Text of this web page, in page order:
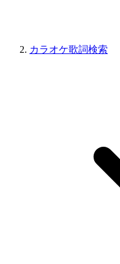
カラオケ歌詞検索